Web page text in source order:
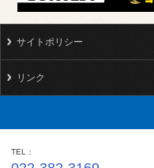
サイトポリシー
リンク
TEL